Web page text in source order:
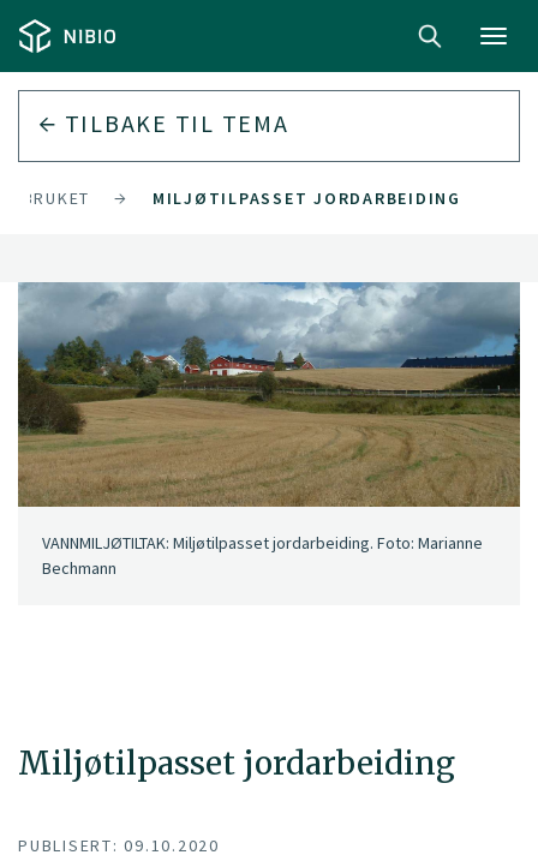
TILBAKE TIL TEMA
MILJØTILPASSET JORDARBEIDING
Miljøtilpasset jordarbeiding
VANNMILJØTILTAK: Miljøtilpasset jordarbeiding. Foto: Marianne
Bechmann
PUBLISERT: 09.10.2020